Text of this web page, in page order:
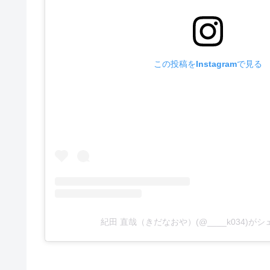
この投稿をInstagramで見る
紀田 直哉（きだなおや）(@____k034)がシ